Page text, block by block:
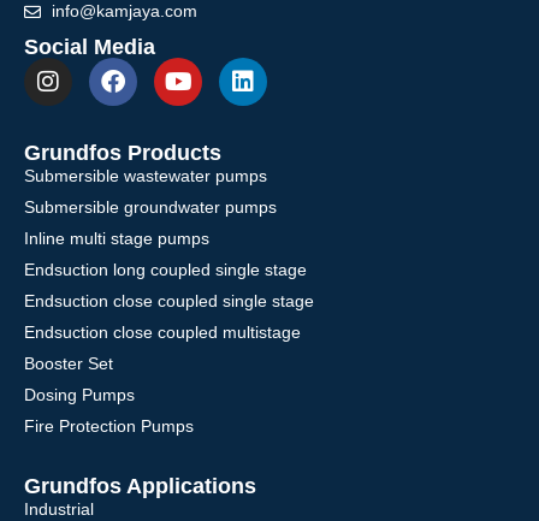
info@kamjaya.com
Social Media
Grundfos Products
Submersible wastewater pumps
Submersible groundwater pumps
Inline multi stage pumps
Endsuction long coupled single stage
Endsuction close coupled single stage
Endsuction close coupled multistage
Booster Set
Dosing Pumps
Fire Protection Pumps
Grundfos Applications
Industrial